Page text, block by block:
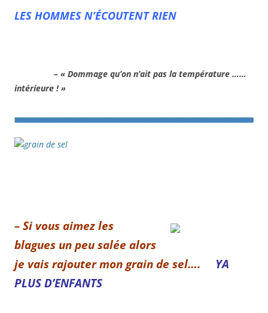
LES HOMMES N’ÉCOUTENT RIEN
– « Dommage qu’on n’ait pas la température ……
intérieure ! »
– Si vous aimez les
blagues un peu salée alors
je vais rajouter mon grain de sel…. YA
PLUS D’ENFANTS